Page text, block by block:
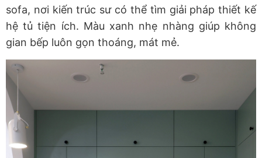
sofa, nơi kiến trúc sư có thể tìm giải pháp thiết kế
hệ tủ tiện ích. Màu xanh nhẹ nhàng giúp không
gian bếp luôn gọn thoáng, mát mẻ.